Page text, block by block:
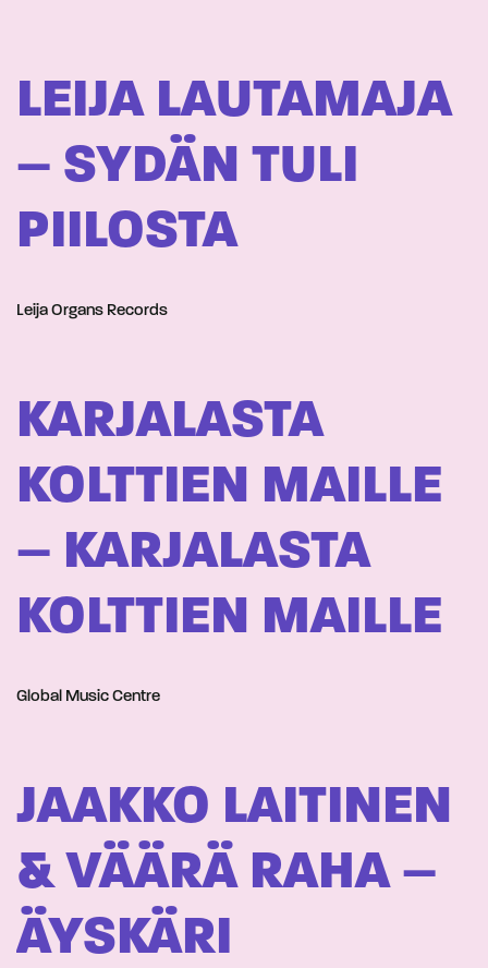
LEIJA LAUTAMAJA
– SYDÄN TULI
PIILOSTA
Leija Organs Records
KARJALASTA
KOLTTIEN MAILLE
– KARJALASTA
KOLTTIEN MAILLE
Global Music Centre
JAAKKO LAITINEN
& VÄÄRÄ RAHA –
ÄYSKÄRI